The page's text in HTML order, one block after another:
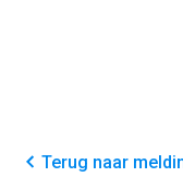
Terug naar